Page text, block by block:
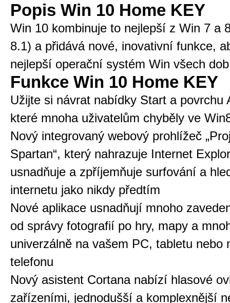
Popis Win 10 Home KEY
Win 10 kombinuje to nejlepší z Win 7 a
8.1) a přidává nové, inovativní funkce,
nejlepší operační systém Win všech
Funkce Win 10 Home KEY
Užijte si návrat nabídky Start a povrchu
které mnoha uživatelům chyběly ve
Nový integrovaný webový prohlížeč
Spartan“, který nahrazuje Internet
usnadňuje a zpříjemňuje surfování a
internetu jako nikdy předtím
Nové aplikace usnadňují mnoho
od správy fotografií po hry, mapy a
univerzálně na vašem PC, tabletu nebo
telefonu
Nový asistent Cortana nabízí hlasové
zařízeními, jednodušší a komplexnější